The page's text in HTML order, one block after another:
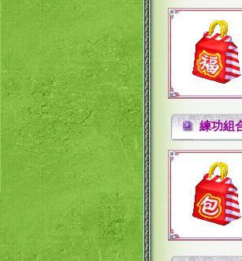
練功組